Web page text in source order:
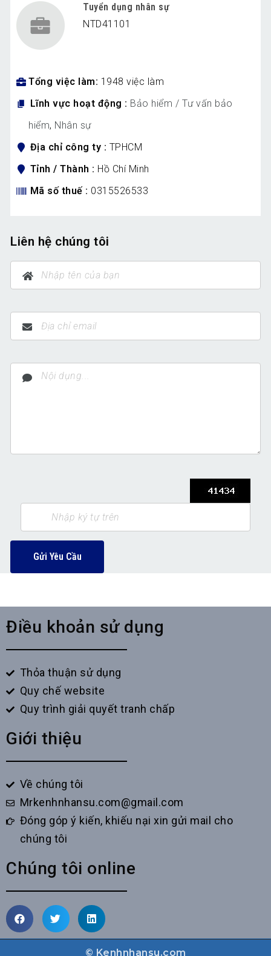
Tuyển dụng nhân sự
NTD41101
Tổng việc làm
1948 việc làm
Lĩnh vực hoạt động
Bảo hiểm / Tư vấn bảo
hiểm, Nhân sự
Địa chỉ công ty
TPHCM
Tỉnh / Thành
Hồ Chí Minh
Mã số thuế
0315526533
Liên hệ chúng tôi
Gửi Yêu Cầu
Điều khoản sử dụng
Thỏa thuận sử dụng
Quy chế website
Quy trình giải quyết tranh chấp
Giới thiệu
Về chúng tôi
Mrkenhnhansu.com@gmail.com
Đóng góp ý kiến, khiếu nại xin gửi mail cho
chúng tôi
Chúng tôi online
© Kenhnhansu.com